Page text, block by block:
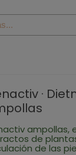
·
ampollas,
de
de las